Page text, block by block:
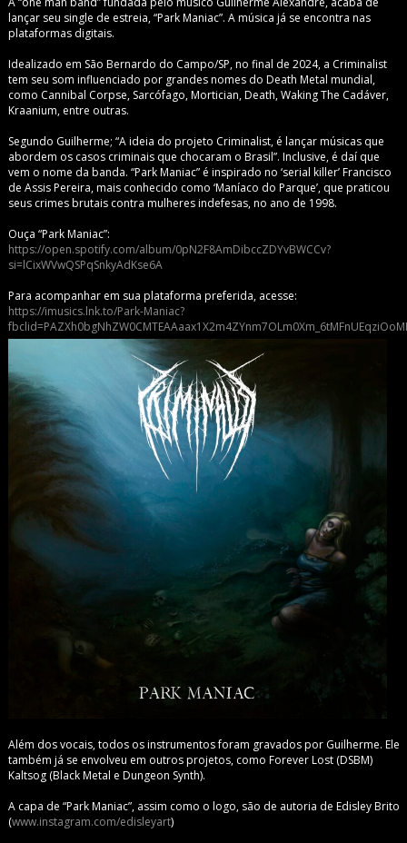
lançar seu single de estreia, “Park Maniac”. A música já se encontra nas
plataformas digitais.
Idealizado em São Bernardo do Campo/SP, no final de 2024, a Criminalist
tem seu som influenciado por grandes nomes do Death Metal mundial,
como Cannibal Corpse, Sarcófago, Mortician, Death, Waking The Cadáver,
Kraanium, entre outras.
Segundo Guilherme; “A ideia do projeto Criminalist, é lançar músicas que
abordem os casos criminais que chocaram o Brasil”. Inclusive, é daí que
vem o nome da banda. “Park Maniac” é inspirado no ‘serial killer’ Francisco
de Assis Pereira, mais conhecido como ‘Maníaco do Parque’, que praticou
seus crimes brutais contra mulheres indefesas, no ano de 1998.
Ouça “Park Maniac”:
https://open.spotify.com/album/0pN2F8AmDibccZDYvBWCCv?
si=lCixWVwQSPqSnkyAdKse6A
Para acompanhar em sua plataforma preferida, acesse:
https://imusics.lnk.to/Park-Maniac?
Além dos vocais, todos os instrumentos foram gravados por Guilherme. Ele
também já se envolveu em outros projetos, como Forever Lost (DSBM)
Kaltsog (Black Metal e Dungeon Synth).
A capa de “Park Maniac”, assim como o logo, são de autoria de Edisley Brito
(www.instagram.com/edisleyart)